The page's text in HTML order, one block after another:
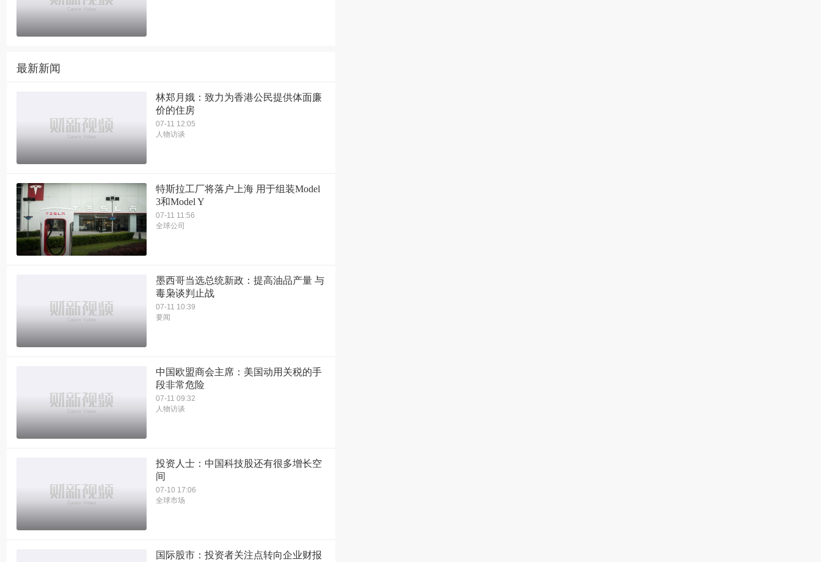
最新新闻
林郑月娥：致力为香港公民提供体面廉
价的住房
07-11 12:05
人物访谈
特斯拉工厂将落户上海 用于组装Model
3和Model Y
07-11 11:56
全球公司
墨西哥当选总统新政：提高油品产量 与
毒枭谈判止战
07-11 10:39
要闻
中国欧盟商会主席：美国动用关税的手
段非常危险
07-11 09:32
人物访谈
投资人士：中国科技股还有很多增长空
间
07-10 17:06
全球市场
国际股市：投资者关注点转向企业财报